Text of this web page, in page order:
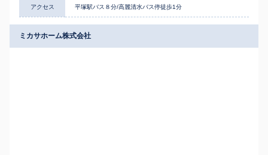
アクセス 平塚駅バス８分/高麗清水バス停徒歩1分
ミカサホーム株式会社